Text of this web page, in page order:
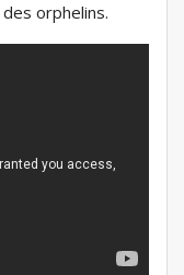
orphelins.